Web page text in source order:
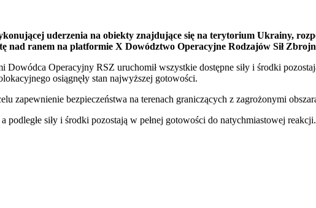
uderzenia na obiekty znajdujące się na terytorium Ukrainy,
nad ranem na platformie X Dowództwo Operacyjne Rodzajów Sił
Dowódca Operacyjny RSZ uruchomił wszystkie dostępne siły i środki
osiągnęły stan najwyższej gotowości.
zapewnienie bezpieczeństwa na terenach graniczących z zagrożonymi
siły i środki pozostają w pełnej gotowości do natychmiastowej reakcji.